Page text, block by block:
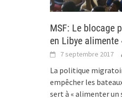
MSF: Le blocage
en Libye alimente
7 septembre 2017
La politique
empêcher les
sert à « alimenter un